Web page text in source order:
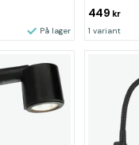
På lager
449 kr
1 variant